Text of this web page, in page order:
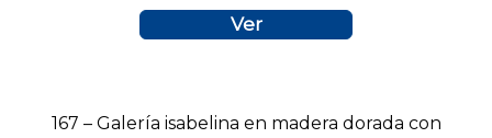
Ver
167 – Galería isabelina en madera dorada con